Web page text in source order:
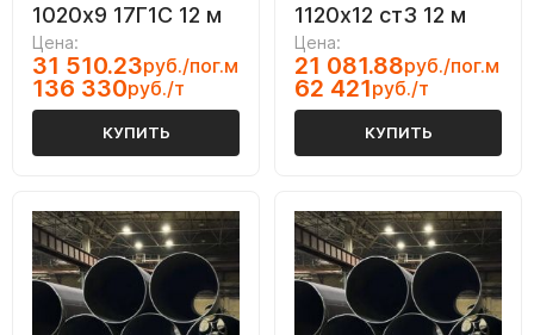
1020х9 17Г1С 12 м
Цена:
31 510.23руб./пог.м
136 330руб./т
КУПИТЬ
1120х12 ст3 12 м
Цена:
21 081.88руб./пог.м
62 421руб./т
КУПИТЬ